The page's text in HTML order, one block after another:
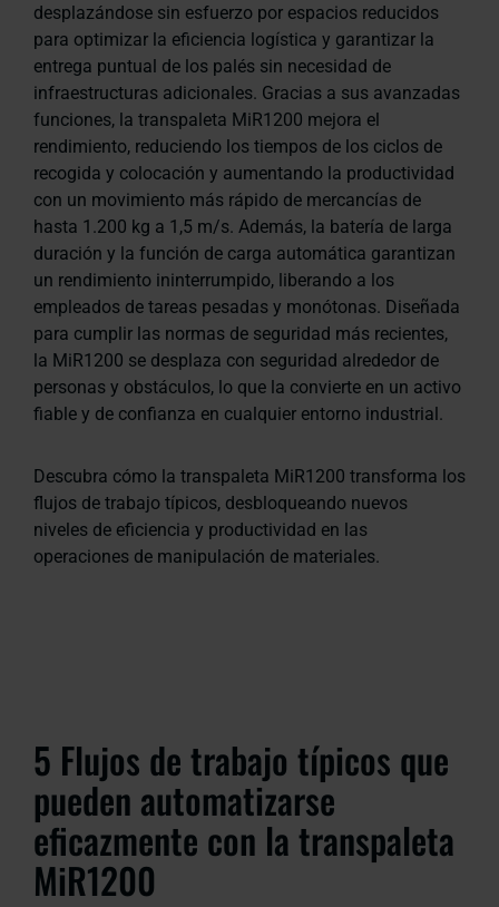
desplazándose sin esfuerzo por espacios reducidos
para optimizar la eficiencia logística y garantizar la
entrega puntual de los palés sin necesidad de
infraestructuras adicionales. Gracias a sus avanzadas
funciones, la transpaleta MiR1200 mejora el
rendimiento, reduciendo los tiempos de los ciclos de
recogida y colocación y aumentando la productividad
con un movimiento más rápido de mercancías de
hasta 1.200 kg a 1,5 m/s. Además, la batería de larga
duración y la función de carga automática garantizan
un rendimiento ininterrumpido, liberando a los
empleados de tareas pesadas y monótonas. Diseñada
para cumplir las normas de seguridad más recientes,
la MiR1200 se desplaza con seguridad alrededor de
personas y obstáculos, lo que la convierte en un activo
fiable y de confianza en cualquier entorno industrial.
Descubra cómo la transpaleta MiR1200 transforma los
flujos de trabajo típicos, desbloqueando nuevos
niveles de eficiencia y productividad en las
operaciones de manipulación de materiales.
5 Flujos de trabajo típicos que
pueden automatizarse
eficazmente con la transpaleta
MiR1200